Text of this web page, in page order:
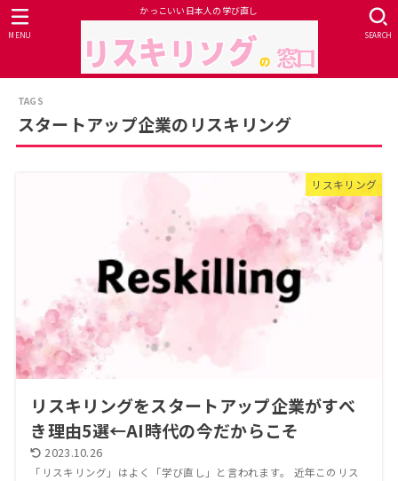
かっこいい日本人の学び直し
SEARCH
MENU
スタートアップ企業のリスキリング
リスキリング
リスキリングをスタートアップ企業がすべ
き理由5選←AI時代の今だからこそ
2023.10.26
「リスキリング」はよく「学び直し」と言われます。 近年このリス